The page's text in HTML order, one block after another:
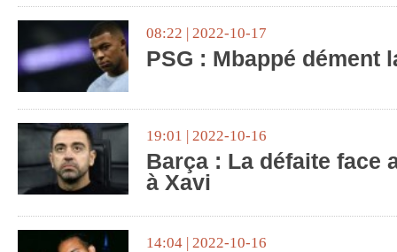
08:22 | 2022-10-17
PSG : Mbappé dément
19:01 | 2022-10-16
Barça : La défaite face
à Xavi
14:04 | 2022-10-16